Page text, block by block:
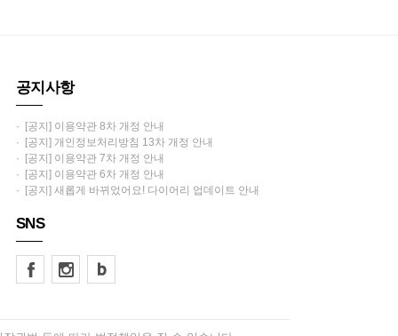
공지사항
· [공지] 이용약관 8차 개정 안내
· [공지] 개인정보처리방침 13차 개정 안내
· [공지] 이용약관 7차 개정 안내
· [공지] 이용약관 6차 개정 안내
· [공지] 새롭게 바뀌었어요! 다이어리 업데이트 안내
SNS